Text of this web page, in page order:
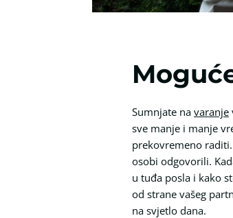
Sumnjate na varanje
sve manje i manje
prekovremeno
osobi odgovorili.
u tuđa posla i kako
od strane vašeg
na svjetlo dana.